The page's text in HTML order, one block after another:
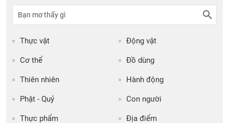
Thực vật Động vật
Cơ thể Đồ dùng
Thiên nhiên Hành động
Phật - Quỷ Con người
Thực phẩm Địa điểm